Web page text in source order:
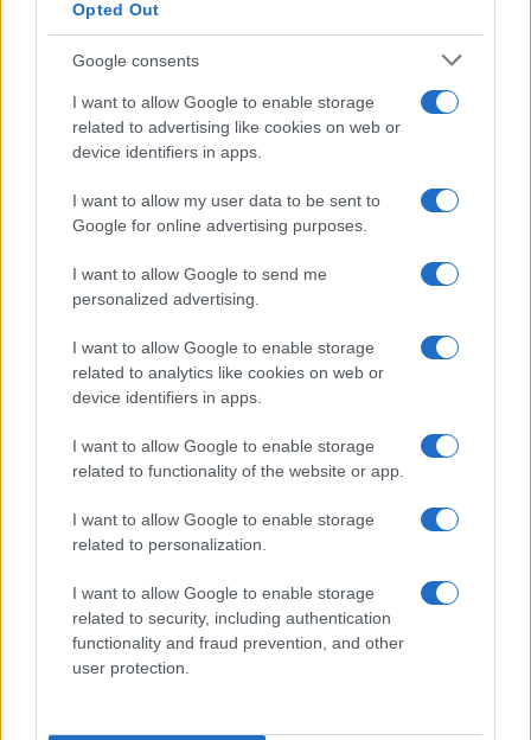
Opted Out
Google consents
I want to allow Google to enable storage
related to advertising like cookies on web or
device identifiers in apps.
I want to allow my user data to be sent to
Google for online advertising purposes.
I want to allow Google to send me
personalized advertising.
I want to allow Google to enable storage
related to analytics like cookies on web or
device identifiers in apps.
I want to allow Google to enable storage
related to functionality of the website or app.
I want to allow Google to enable storage
related to personalization.
I want to allow Google to enable storage
related to security, including authentication
functionality and fraud prevention, and other
user protection.
en tradities die samenkomen in elke hap.
zintuigen de weg wijzen en ontdek de wereld
achter de smaken.
Redactie Newz